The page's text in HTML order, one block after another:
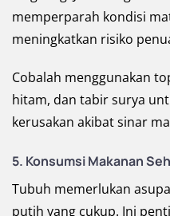
memperparah kondisi
meningkatkan risiko
Cobalah menggunakan
hitam, dan tabir surya
kerusakan akibat sinar
5. Konsumsi Makanan
Tubuh memerlukan
putih yang cukup. Ini